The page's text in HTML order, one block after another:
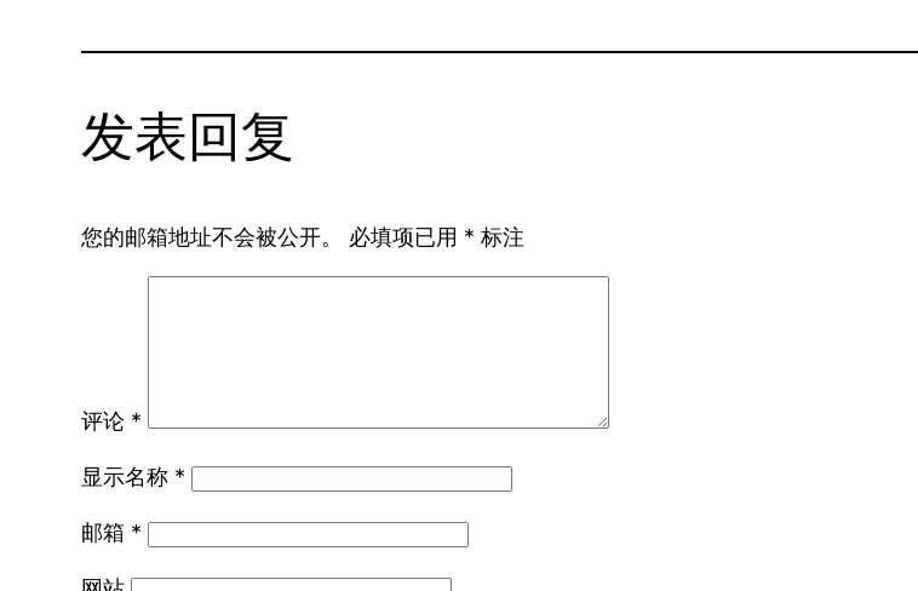
发表回复
您的邮箱地址不会被公开。 必填项已用 * 标注
评论 *
显示名称 *
邮箱 *